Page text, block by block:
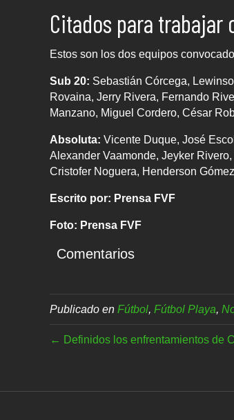
Citados para trabajar
Estos son los dos equipos
Sub 20: Sebastián Córcega,
Rovaina, Jerry Rivera, Fernando
Manzano, Miguel Cordero, César
Absoluta: Vicente Duque, José
Alexander Vaamonde, Jeyker
Cristofer Noguera, Henderson
Escrito por: Prensa FVF
Foto: Prensa FVF
Comentarios
Publicado en Fútbol, Fútbol Playa,
← Definidos los enfrentamientos de